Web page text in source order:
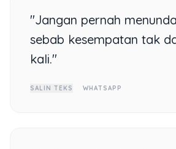
"Jangan pernah
sebab kesempatan tak
kali."
SALIN TEKS WHATSAPP